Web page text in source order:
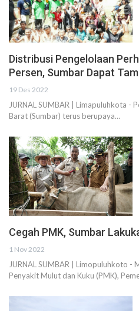
Distribusi Pengelolaan
Persen, Sumbar Dapat
19 Des 2022
JURNAL SUMBAR | Limapuluhkota -
Barat (Sumbar) terus berupaya…
Cegah PMK, Sumbar
1 Nov 2022
JURNAL SUMBAR | Limopuluhkoto -
Penyakit Mulut dan Kuku (PMK),